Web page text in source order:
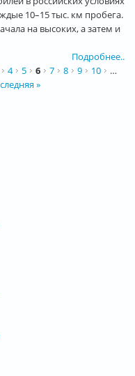
10–15 тыс. км пробега.
на высоких, а затем и
Подробнее..
4 5 6 7 8 9 10
…
»